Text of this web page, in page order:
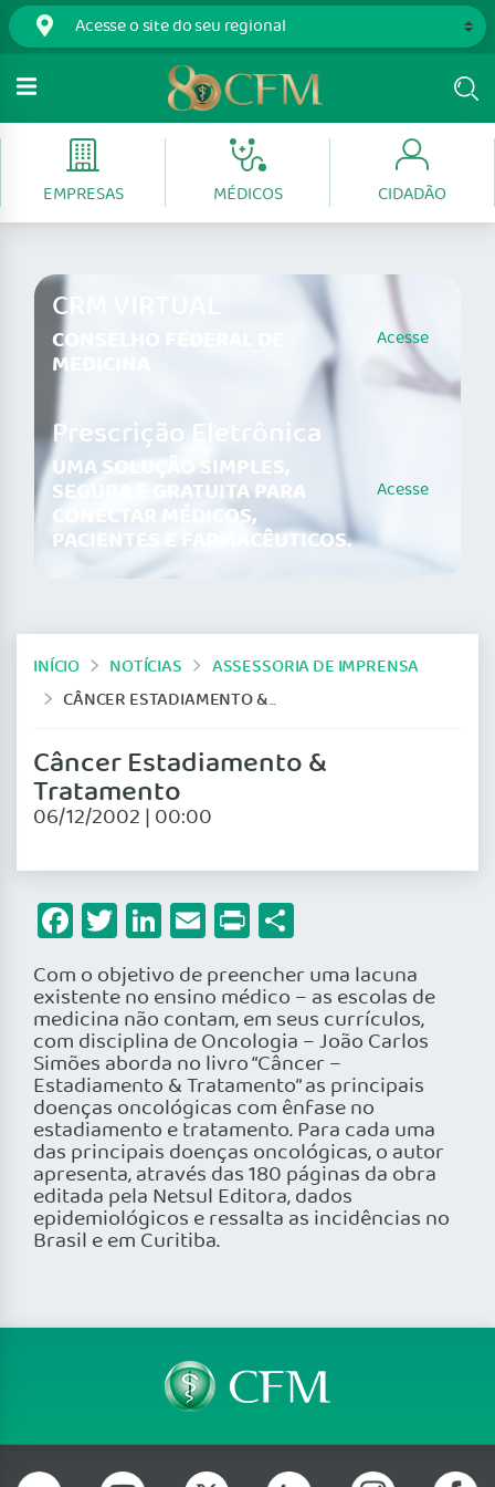
EMPRESAS MÉDICOS CIDADÃO
CRM VIRTUAL
CONSELHO FEDERAL DE
MEDICINA
Acesse
Prescrição Eletrônica
UMA SOLUÇÃO SIMPLES,
SEGURA E GRATUITA PARA
CONECTAR MÉDICOS,
PACIENTES E FARMACÊUTICOS.
Acesse
INÍCIO NOTÍCIAS
ASSESSORIA DE IMPRENSA
CÂNCER ESTADIAMENTO & TRATAMENTO
Câncer Estadiamento &
Tratamento
06/12/2002 | 00:00
Facebook
Twitter
LinkedIn
Email
Print
Com o objetivo de preencher uma lacuna
existente no ensino médico – as escolas de
medicina não contam, em seus currículos,
com disciplina de Oncologia – João Carlos
Simões aborda no livro “Câncer –
Estadiamento & Tratamento” as principais
doenças oncológicas com ênfase no
estadiamento e tratamento. Para cada uma
das principais doenças oncológicas, o autor
apresenta, através das 180 páginas da obra
editada pela Netsul Editora, dados
epidemiológicos e ressalta as incidências no
Brasil e em Curitiba.